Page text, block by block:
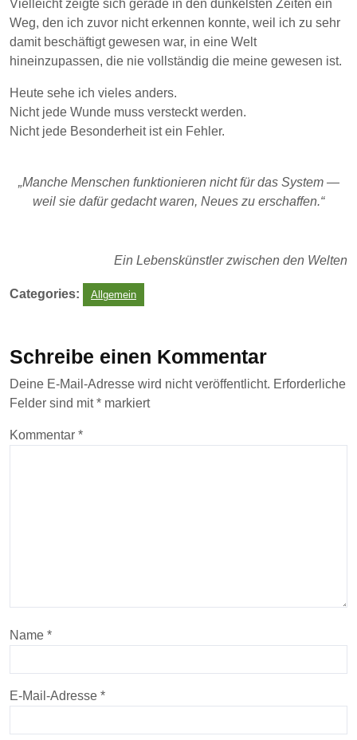
Vielleicht zeigte sich gerade in den dunkelsten Zeiten ein
Weg, den ich zuvor nicht erkennen konnte, weil ich zu sehr
damit beschäftigt gewesen war, in eine Welt
hineinzupassen, die nie vollständig die meine gewesen ist.
Heute sehe ich vieles anders.
Nicht jede Wunde muss versteckt werden.
Nicht jede Besonderheit ist ein Fehler.
„Manche Menschen funktionieren nicht für das System —
weil sie dafür gedacht waren, Neues zu erschaffen.“
Ein Lebenskünstler zwischen den Welten
Categories: Allgemein
Schreibe einen Kommentar
Deine E-Mail-Adresse wird nicht veröffentlicht. Erforderliche
Felder sind mit* markiert
Kommentar *
Name *
E-Mail-Adresse *